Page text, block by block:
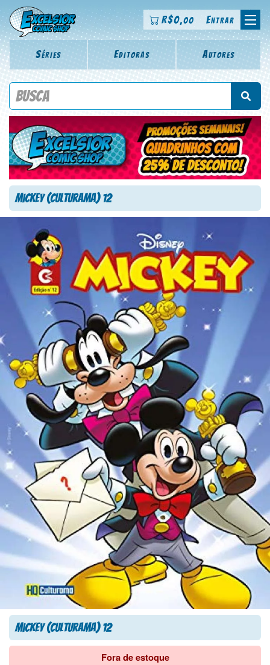
R$0,00 Entrar
Séries Editoras Autores
Procure por título da revista, personagem, série, escritor,
Mickey (Culturama) 12
Mickey (Culturama) 12
Fora de estoque